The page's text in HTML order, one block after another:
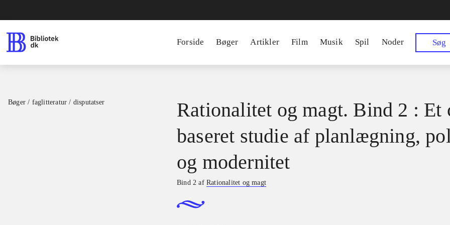
Forside Bøger Artikler Film Musik Spil Noder Søg
Bøger / faglitteratur / disputatser
Rationalitet og magt. Bind 2 : Et
baseret studie af planlægning,
og modernitet
Bind 2 afRationalitet og magt